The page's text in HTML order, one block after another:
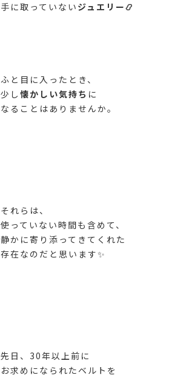
手に取っていない ジュエリー📿
ふと目に入ったとき、
少し 懐かしい気持ち に
なることはありませんか。
それらは、
使っていない時間も含めて、
静かに寄り添ってきてくれた
存在なのだと思います✨
先日、30年以上前に
お求めになられたベルトを